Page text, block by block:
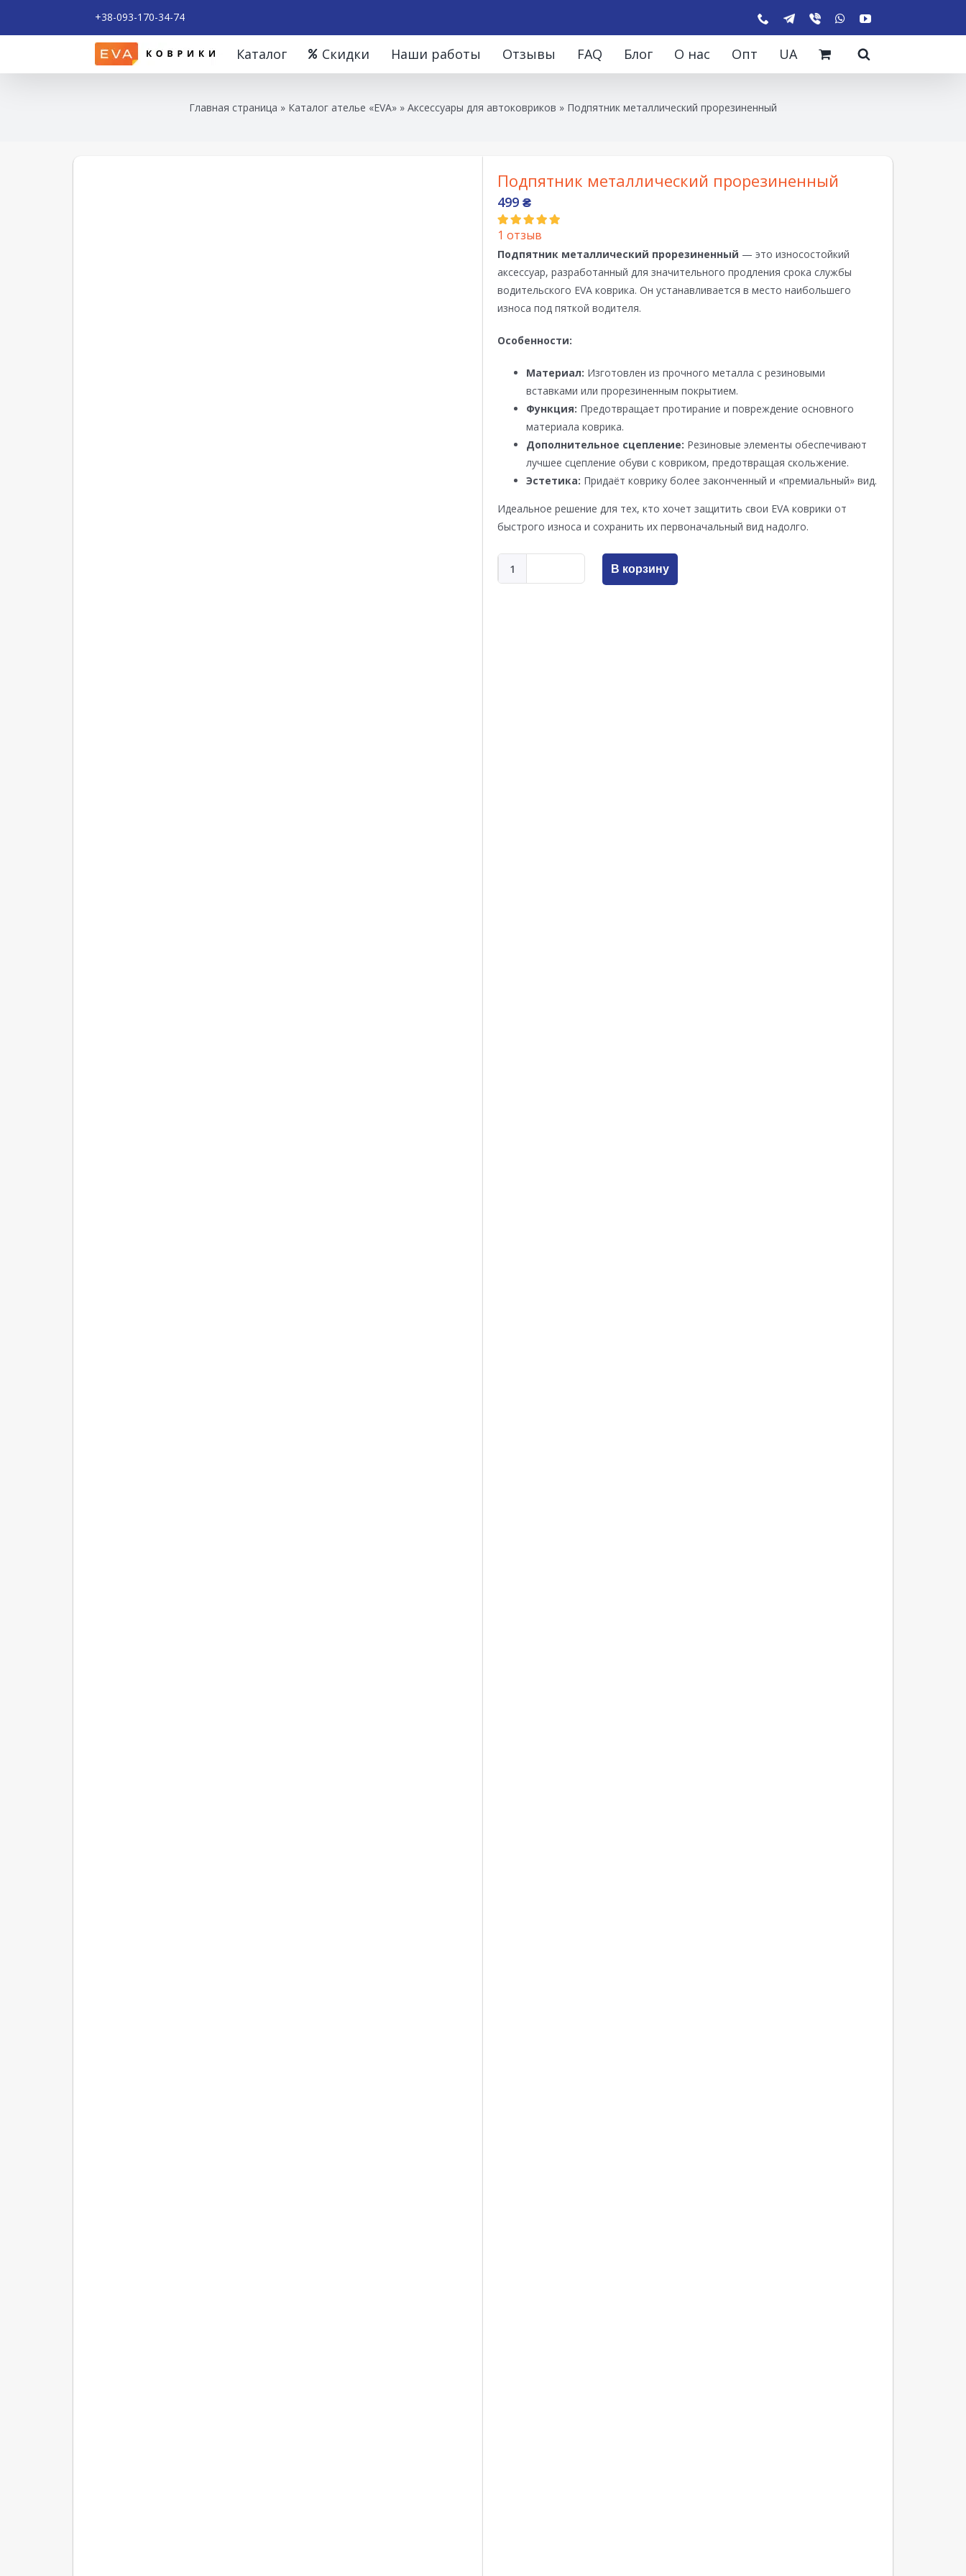
+38-093-170-34-74
Каталог Скидки Наши работы Отзывы FAQ Блог О нас Опт UA
Главная страница » Каталог ателье «EVA» » Аксессуары для автоковриков » Подпятник металлический прорезиненный
Подпятник металлический прорезиненный
499 ₴
1 отзыв
Подпятник металлический прорезиненный — это износостойкий
аксессуар, разработанный для значительного продления срока службы
водительского EVA коврика. Он устанавливается в место наибольшего
износа под пяткой водителя.
Особенности:
Материал: Изготовлен из прочного металла с резиновыми
вставками или прорезиненным покрытием.
Функция: Предотвращает протирание и повреждение основного
материала коврика.
Дополнительное сцепление: Резиновые элементы обеспечивают
лучшее сцепление обуви с ковриком, предотвращая скольжение.
Эстетика: Придаёт коврику более законченный и «премиальный» вид.
Идеальное решение для тех, кто хочет защитить свои EVA коврики от
быстрого износа и сохранить их первоначальный вид надолго.
В корзину